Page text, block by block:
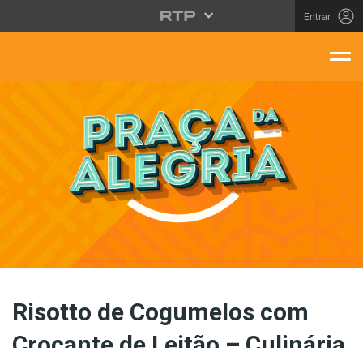
Saltar para o conteúdo principal
Entrar
Risotto de Cogumelos com